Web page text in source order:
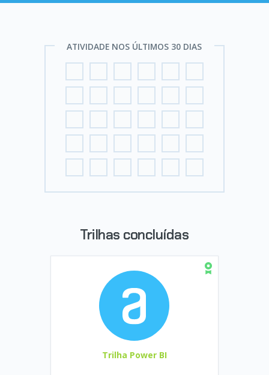
ATIVIDADE NOS ÚLTIMOS 30 DIAS
Trilhas concluídas
Trilha Power BI